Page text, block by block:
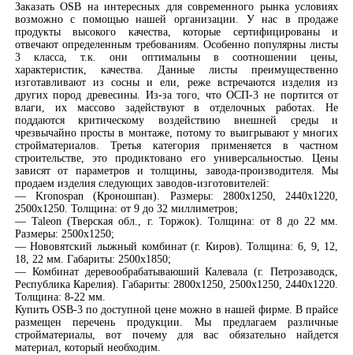
Заказать OSB на интересных для современного рынка условиях
возможно с помощью нашей организации. У нас в продаже
продукты высокого качества, которые сертифицированы и
отвечают определенным требованиям. Особенно популярны листы
3 класса, т.к. они оптимальны в соотношении цены,
характеристик, качества. Данные листы преимущественно
изготавливают из сосны и ели, реже встречаются изделия из
других пород древесины. Из-за того, что ОСП-3 не портится от
влаги, их массово задействуют в отделочных работах. Не
поддаются критическому воздействию внешней среды и
чрезвычайно просты в монтаже, потому то выигрывают у многих
стройматериалов. Третья категория применяется в частном
строительстве, это продиктовано его универсальностью. Цены
зависят от параметров и толщины, завода-производителя. Мы
продаем изделия следующих заводов-изготовителей:
— Kronospan (Кроношпан). Размеры: 2800х1250, 2440х1220,
2500х1250. Толщина: от 9 до 32 миллиметров;
— Taleon (Тверская обл., г. Торжок). Толщина: от 8 до 22 мм.
Размеры: 2500х1250;
— Нововятский лыжный комбинат (г. Киров). Толщина: 6, 9, 12,
18, 22 мм. Габариты: 2500х1850;
— Комбинат деревообрабатываюший Калевала (г. Петрозаводск,
Республика Карелия). Габариты: 2800х1250, 2500х1250, 2440х1220.
Толщина: 8-22 мм.
Купить OSB-3 по доступной цене можно в нашей фирме. В прайсе
размещен перечень продукции. Мы предлагаем различные
стройматериалы, вот почему для вас обязательно найдется
материал, который необходим.